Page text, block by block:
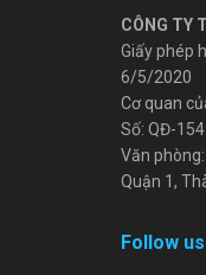
CÔNG TY
Giấy phép
6/5/2020
Cơ quan
Số: QĐ-
Văn
Quận 1,
Follow us